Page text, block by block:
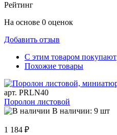
Рейтинг
На основе 0 оценок
Добавить отзыв
С этим товаром покупают
Похожие товары
арт. PRLN40
Поролон листовой
В наличии: 9 шт
1 184 ₽